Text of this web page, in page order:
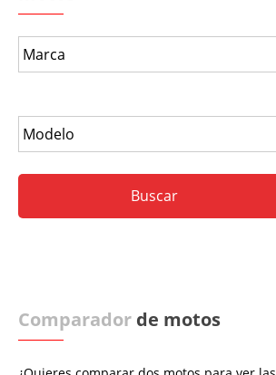
Comparador de motos